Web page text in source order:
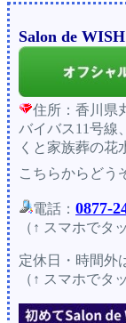
Salon de WISH
住所：香川県
バイバス11号線
くと家族葬の花
こちらからどう
電話： 0877-
（↑ スマホでタ
定休日・時間外
（↑ スマホでタ